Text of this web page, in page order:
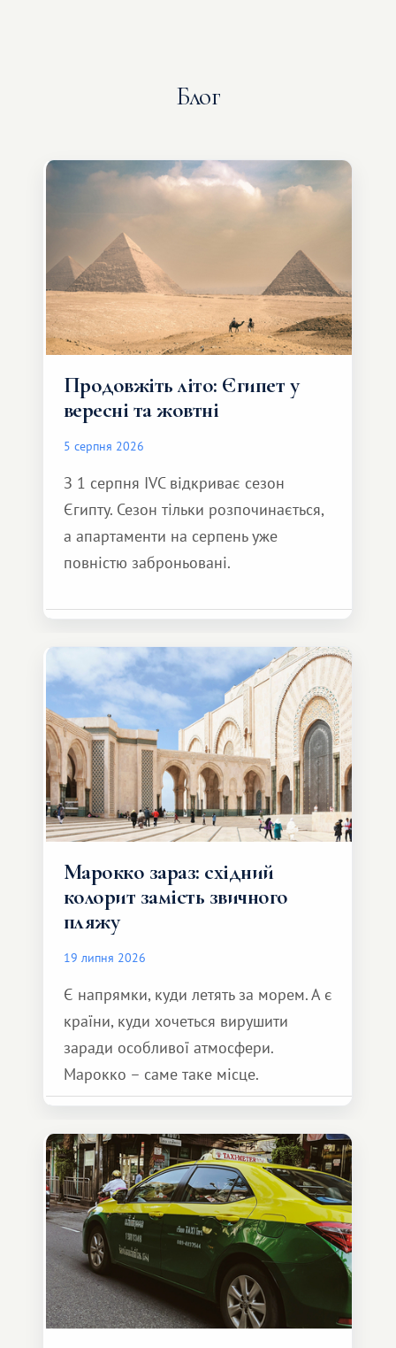
Блог
Продовжіть літо: Єгипет у
вересні та жовтні
5 серпня 2026
З 1 серпня IVC відкриває сезон
Єгипту. Сезон тільки розпочинається,
а апартаменти на серпень уже
повністю заброньовані.
Марокко зараз: східний
колорит замість звичного
пляжу
19 липня 2026
Є напрямки, куди летять за морем. А є
країни, куди хочеться вирушити
заради особливої ​​атмосфери.
Марокко – саме таке місце.